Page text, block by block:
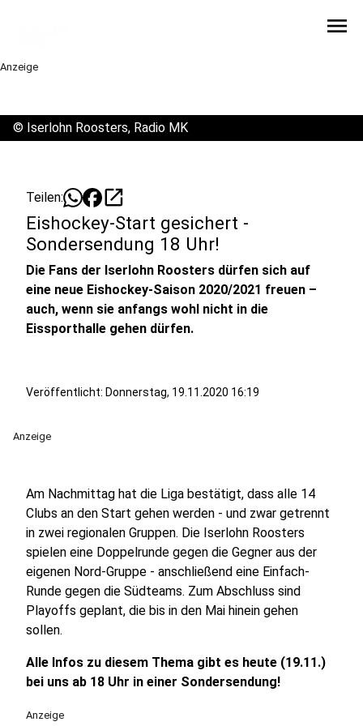
menu
Anzeige
© Iserlohn Roosters, Radio MK
Teilen: open_in_new
Eishockey-Start gesichert -
Sondersendung 18 Uhr!
Die Fans der Iserlohn Roosters dürfen sich auf
eine neue Eishockey-Saison 2020/2021 freuen –
auch, wenn sie anfangs wohl nicht in die
Eissporthalle gehen dürfen.
Veröffentlicht: Donnerstag, 19.11.2020 16:19
Anzeige
Am Nachmittag hat die Liga bestätigt, dass alle 14
Clubs an den Start gehen werden - und zwar getrennt
in zwei regionalen Gruppen. Die Iserlohn Roosters
spielen eine Doppelrunde gegen die Gegner aus der
eigenen Nord-Gruppe - anschließend eine Einfach-
Runde gegen die Südteams. Zum Abschluss sind
Playoffs geplant, die bis in den Mai hinein gehen
sollen.
Alle Infos zu diesem Thema gibt es heute (19.11.)
bei uns ab 18 Uhr in einer Sondersendung!
Anzeige